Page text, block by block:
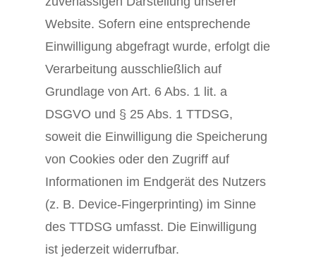
Website. Sofern eine entsprechende
Einwilligung abgefragt wurde, erfolgt die
Verarbeitung ausschließlich auf
Grundlage von Art. 6 Abs. 1 lit. a
DSGVO und § 25 Abs. 1 TTDSG,
soweit die Einwilligung die Speicherung
von Cookies oder den Zugriff auf
Informationen im Endgerät des Nutzers
(z. B. Device-Fingerprinting) im Sinne
des TTDSG umfasst. Die Einwilligung
ist jederzeit widerrufbar.